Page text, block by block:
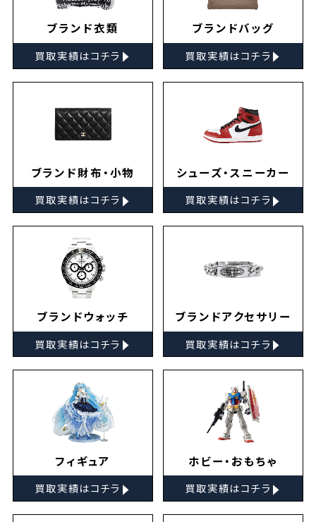
ブランド衣類
買取実績はコチラ ▸
ブランドバッグ
買取実績はコチラ ▸
ブランド財布・小物
買取実績はコチラ ▸
シューズ・スニーカー
買取実績はコチラ ▸
ブランドウォッチ
買取実績はコチラ ▸
ブランドアクセサリー
買取実績はコチラ ▸
フィギュア
買取実績はコチラ ▸
ホビー・おもちゃ
買取実績はコチラ ▸